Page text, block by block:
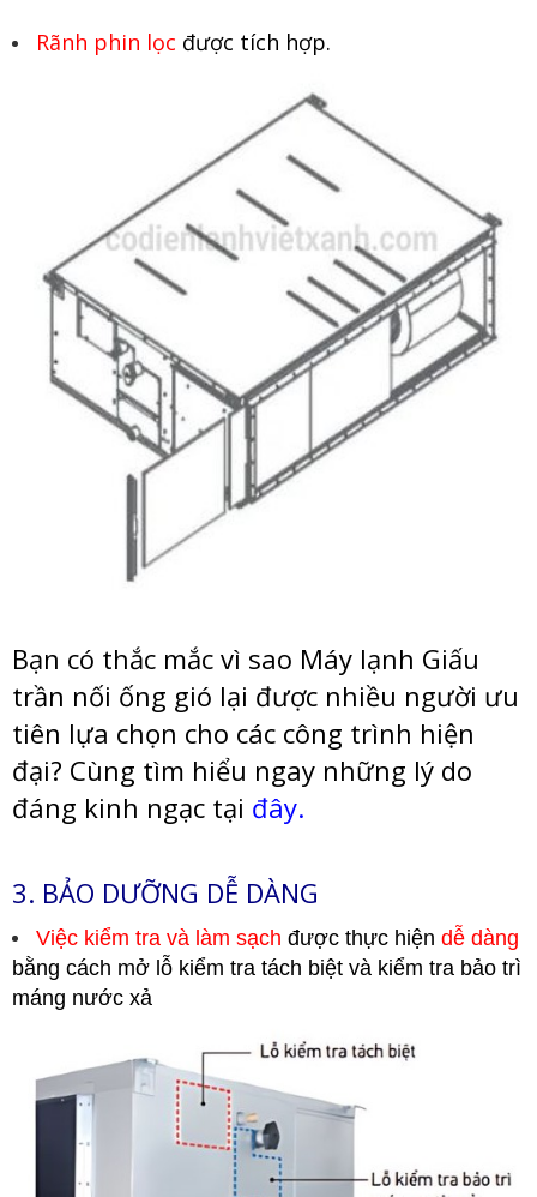
Rãnh phin lọc được tích hợp.
Bạn có thắc mắc vì sao Máy lạnh Giấu
trần nối ống gió lại được nhiều người ưu
tiên lựa chọn cho các công trình hiện
đại? Cùng tìm hiểu ngay những lý do
đáng kinh ngạc tại đây.
3. BẢO DƯỠNG DỄ DÀNG
Việc kiểm tra và làm sạch được thực hiện dễ dàng
bằng cách mở lỗ kiểm tra tách biệt và kiểm tra bảo trì
máng nước xả